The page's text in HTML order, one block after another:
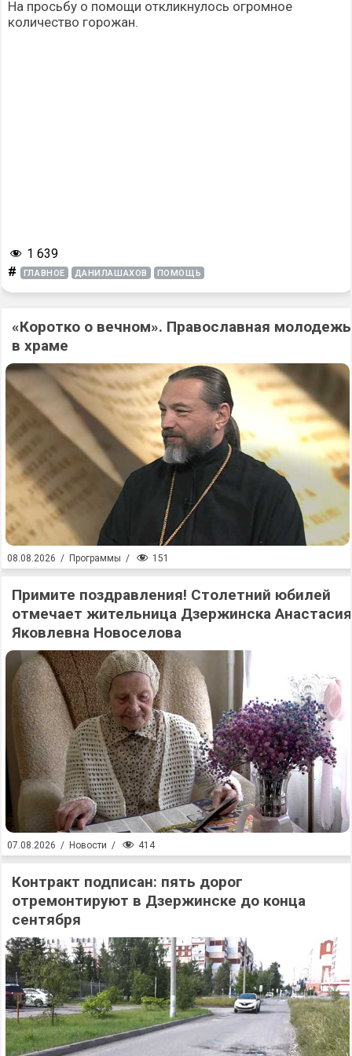
На просьбу о помощи откликнулось огромное
количество горожан.
1 639
# ГЛАВНОЕ ДАНИЛАШАХОВ ПОМОЩЬ
«Коротко о вечном». Православная молодежь
в храме
08.08.2026 / Программы / 151
Примите поздравления! Столетний юбилей
отмечает жительница Дзержинска Анастасия
Яковлевна Новоселова
07.08.2026 / Новости / 414
Контракт подписан: пять дорог
отремонтируют в Дзержинске до конца
сентября